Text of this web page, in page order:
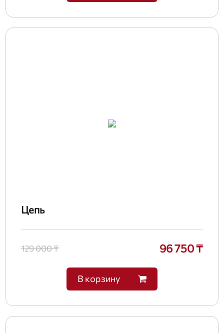
Цепь
129 000 ₸ 96 750 ₸
В корзину